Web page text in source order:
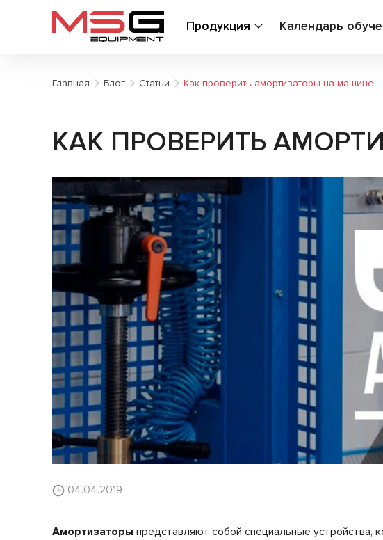
Продукция Календарь
Главная Блог Статьи Как проверить амортизаторы на машине
КАК ПРОВЕРИТЬ
04.04.2019
Амортизаторы представляют собой специальные